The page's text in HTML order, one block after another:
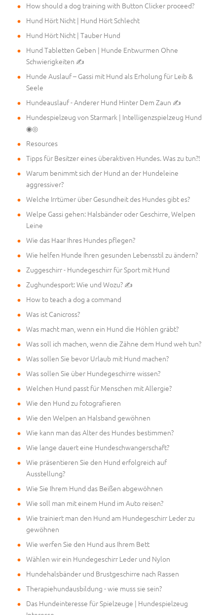
How should a dog training with Button Clicker proceed?
Hund Hört Nicht | Hund Hört Schlecht
Hund Hört Nicht | Tauber Hund
Hund Tabletten Geben | Hunde Entwurmen Ohne
Schwierigkeiten ✍
Hunde Auslauf – Gassi mit Hund als Erholung für Leib &
Seele
Hundeauslauf - Anderer Hund Hinter Dem Zaun ✍
Hundespielzeug von Starmark | Intelligenzspielzeug Hund
◉◎
Resources
Tipps für Besitzer eines überaktiven Hundes. Was zu tun?!
Warum benimmt sich der Hund an der Hundeleine
aggressiver?
Welche Irrtümer über Gesundheit des Hundes gibt es?
Welpe Gassi gehen: Halsbänder oder Geschirre, Welpen
Leine
Wie das Haar Ihres Hundes pflegen?
Wie helfen Hunde Ihren gesunden Lebensstil zu ändern?
Zuggeschirr - Hundegeschirr für Sport mit Hund
Zughundesport: Wie und Wozu? ✍
How to teach a dog a command
Was ist Canicross?
Was macht man, wenn ein Hund die Höhlen gräbt?
Was soll ich machen, wenn die Zähne dem Hund weh tun?
Was sollen Sie bevor Urlaub mit Hund machen?
Was sollen Sie über Hundegeschirre wissen?
Welchen Hund passt für Menschen mit Allergie?
Wie den Hund zu fotografieren
Wie den Welpen an Halsband gewöhnen
Wie kann man das Alter des Hundes bestimmen?
Wie lange dauert eine Hundeschwangerschaft?
Wie präsentieren Sie den Hund erfolgreich auf
Ausstellung?
Wie Sie Ihrem Hund das Beißen abgewöhnen
Wie soll man mit einem Hund im Auto reisen?
Wie trainiert man den Hund am Hundegeschirr Leder zu
gewöhnen
Wie werfen Sie den Hund aus Ihrem Bett
Wählen wir ein Hundegeschirr Leder und Nylon
Hundehalsbänder und Brustgeschirre nach Rassen
Therapiehundausbildung - wie muss sie sein?
Das Hundeinteresse für Spielzeuge | Hundespielzeug